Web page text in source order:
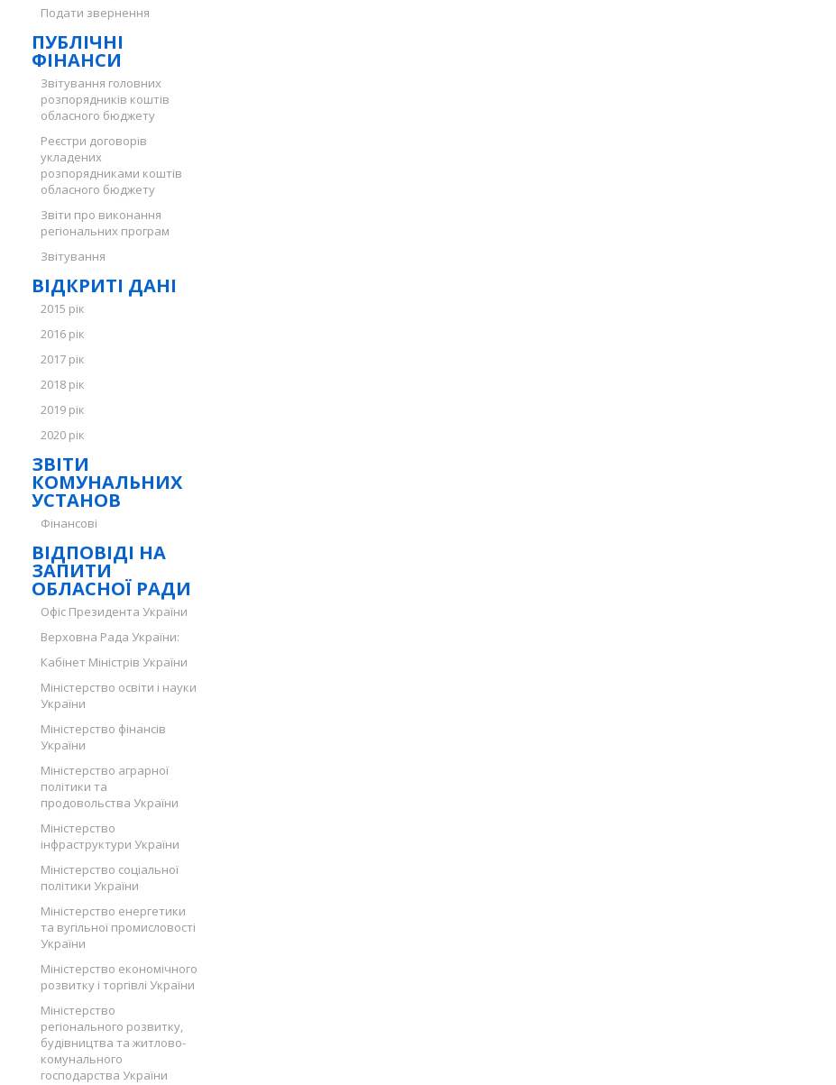
Подати звернення
ПУБЛІЧНІ
ФІНАНСИ
Звітування головних
розпорядників коштів
обласного бюджету
Реєстри договорів
укладених
розпорядниками коштів
обласного бюджету
Звіти про виконання
регіональних програм
Звітування
ВІДКРИТІ ДАНІ
2015 рік
2016 рік
2017 рік
2018 рік
2019 рік
2020 рік
ЗВІТИ
КОМУНАЛЬНИХ
УСТАНОВ
Фінансові
ВІДПОВІДІ НА
ЗАПИТИ
ОБЛАСНОЇ РАДИ
Офіс Президента України
Верховна Рада України:
Кабінет Міністрів України
Міністерство освіти і науки
України
Міністерство фінансів
України
Міністерство аграрної
політики та
продовольства України
Міністерство
інфраструктури України
Міністерство соціальної
політики України
Міністерство енергетики
та вугільної промисловості
України
Міністерство економічного
розвитку і торгівлі України
Міністерство
регіонального розвитку,
будівництва та житлово-
комунального
господарства України